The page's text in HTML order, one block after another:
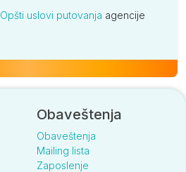
Opšti uslovi putovanja agencije
Obaveštenja
Obaveštenja
Mailing lista
Zaposlenje